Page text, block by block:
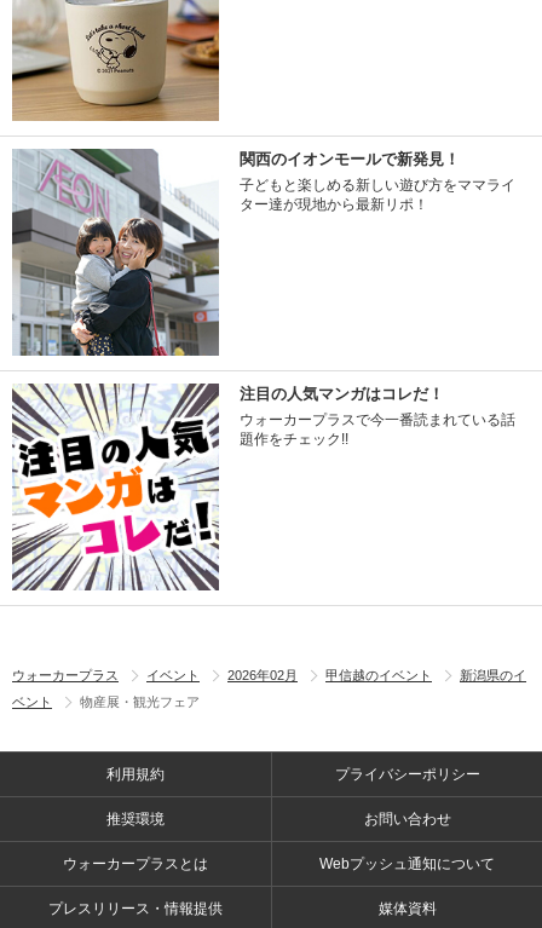
関西のイオンモールで新発見！
子どもと楽しめる新しい遊び方をママライ
ター達が現地から最新リポ！
注目の人気マンガはコレだ！
ウォーカープラスで今一番読まれている話
題作をチェック!!
ウォーカープラス イベント 2026年02月 甲信越のイベント
新潟県のイ
ベント
物産展・観光フェア
利用規約 プライバシーポリシー
推奨環境 お問い合わせ
ウォーカープラスとは Webプッシュ通知について
プレスリリース・情報提供 媒体資料